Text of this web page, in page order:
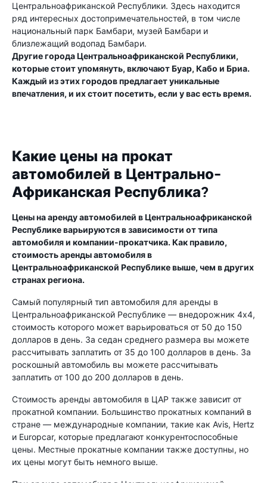
Центральноафриканской Республики. Здесь находится
ряд интересных достопримечательностей, в том числе
национальный парк Бамбари, музей Бамбари и
близлежащий водопад Бамбари.
Другие города Центральноафриканской Республики,
которые стоит упомянуть, включают Буар, Кабо и Бриа.
Каждый из этих городов предлагает уникальные
впечатления, и их стоит посетить, если у вас есть время.
Какие цены на прокат
автомобилей в Центрально-
Африканская Республика?
Цены на аренду автомобилей в Центральноафриканской
Республике варьируются в зависимости от типа
автомобиля и компании-прокатчика. Как правило,
стоимость аренды автомобиля в
Центральноафриканской Республике выше, чем в других
странах региона.
Самый популярный тип автомобиля для аренды в
Центральноафриканской Республике — внедорожник 4x4,
стоимость которого может варьироваться от 50 до 150
долларов в день. За седан среднего размера вы можете
рассчитывать заплатить от 35 до 100 долларов в день. За
роскошный автомобиль вы можете рассчитывать
заплатить от 100 до 200 долларов в день.
Стоимость аренды автомобиля в ЦАР также зависит от
прокатной компании. Большинство прокатных компаний в
стране — международные компании, такие как Avis, Hertz
и Europcar, которые предлагают конкурентоспособные
цены. Местные прокатные компании также доступны, но
их цены могут быть немного выше.